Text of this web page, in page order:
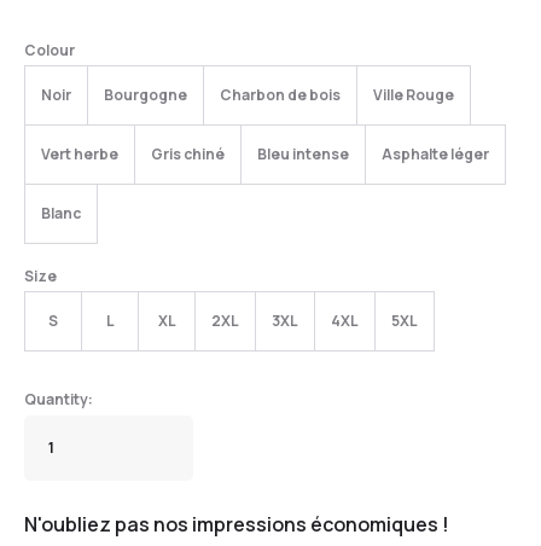
Colour
Noir Bourgogne Charbon de bois Ville Rouge
Vert herbe Gris chiné Bleu intense Asphalte léger
Blanc
Size
S L XL 2XL 3XL 4XL 5XL
N'oubliez pas nos impressions économiques !